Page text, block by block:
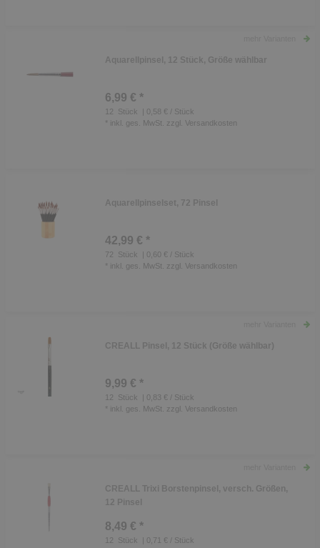
Aquarellpinsel, 12 Stück, Größe wählbar
6,99 € *
12 Stück
| 0,58 € / Stück
* inkl. ges. MwSt. zzgl. Versandkosten
Aquarellpinselset, 72 Pinsel
42,99 € *
72 Stück
| 0,60 € / Stück
* inkl. ges. MwSt. zzgl. Versandkosten
CREALL Pinsel, 12 Stück (Größe wählbar)
9,99 € *
12 Stück
| 0,83 € / Stück
* inkl. ges. MwSt. zzgl. Versandkosten
CREALL Trixi Borstenpinsel, versch. Größen,
12 Pinsel
8,49 € *
12 Stück
| 0,71 € / Stück